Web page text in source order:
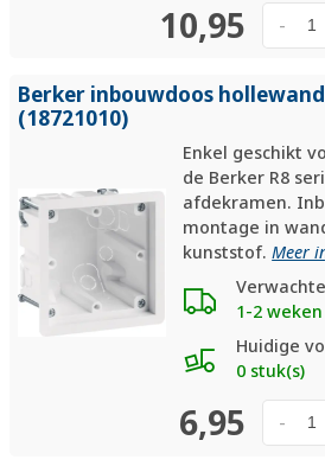
10,95 -
Berker inbouwdoos
(18721010)
Enkel geschikt
de Berker R8
afdekramen.
montage in
kunststof.Meer
1-2 weken
Huidige
0 stuk(s)
6,95 -